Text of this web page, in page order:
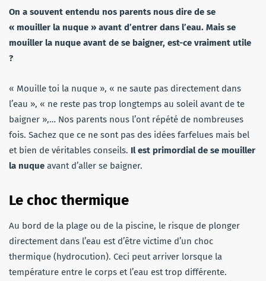
On a souvent entendu nos parents nous dire de se
« mouiller la nuque » avant d’entrer dans l’eau. Mais se
mouiller la nuque avant de se baigner, est-ce vraiment utile
?
« Mouille toi la nuque », « ne saute pas directement dans
l’eau », « ne reste pas trop longtemps au soleil avant de te
baigner »,… Nos parents nous l’ont répété de nombreuses
fois. Sachez que ce ne sont pas des idées farfelues mais bel
et bien de véritables conseils. Il est primordial de se mouiller
la nuque avant d’aller se baigner.
Le choc thermique
Au bord de la plage ou de la piscine, le risque de plonger
directement dans l’eau est d’être victime d’un choc
thermique (hydrocution). Ceci peut arriver lorsque la
température entre le corps et l’eau est trop différente.